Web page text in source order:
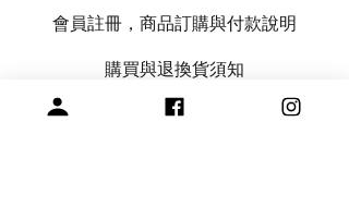
會員註冊，商品訂購與付款說明
購買與退換貨須知
絞紗代繞線服務